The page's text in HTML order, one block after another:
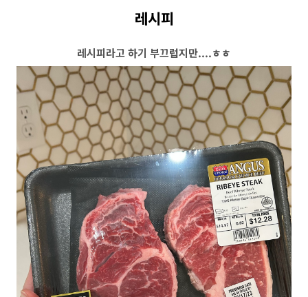
레시피
레시피라고 하기 부끄럽지만....ㅎㅎ